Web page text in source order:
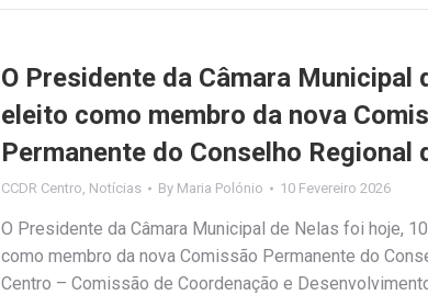
O Presidente da Câmara Municipal
eleito como membro da nova
Permanente do Conselho Regional
CCDR Centro Notícias By Maria Polónio 10 Fevereiro 2026
O Presidente da Câmara Municipal de Nelas foi hoje,
como membro da nova Comissão Permanente do
Centro – Comissão de Coordenação e